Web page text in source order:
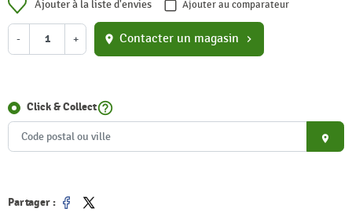
Ajouter à la liste d'envies Ajouter au comparateur
- + location_on Contacter un magasin chevron_right
Click & Collecthelp_outline
place
Partager :
Partager
Tweet